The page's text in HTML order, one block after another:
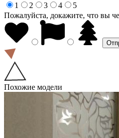
1
2 3 4
5
Пожалуйста, докажите, что вы
Похожие модели